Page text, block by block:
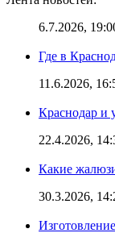
6.7.2026,
Где в
11.6.2026,
Краснодар и
22.4.2026,
Какие
30.3.2026,